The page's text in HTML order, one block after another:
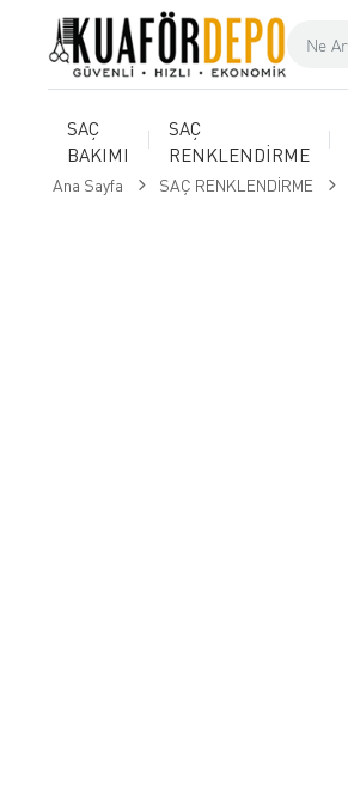
SAÇ
BAKIMI
SAÇ
RENKLENDİRME
Ana Sayfa SAÇ RENKLENDİRME